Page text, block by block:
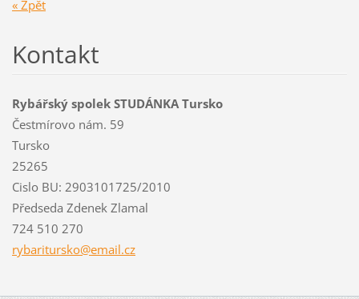
« Zpět
Kontakt
Rybářský spolek STUDÁNKA Tursko
Čestmírovo nám. 59
Tursko
25265
Cislo BU: 2903101725/2010
Předseda Zdenek Zlamal
724 510 270
rybaritursko@email.cz